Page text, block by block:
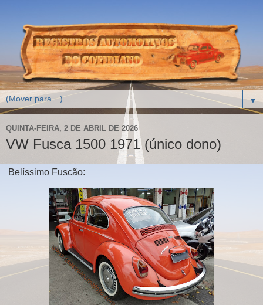
▼
QUINTA-FEIRA, 2 DE ABRIL DE 2026
VW Fusca 1500 1971 (único dono)
Belíssimo Fuscão: